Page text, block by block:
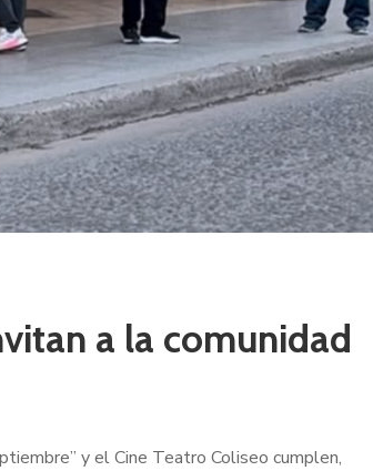
a la comunidad
y el Cine Teatro Coliseo cumplen,